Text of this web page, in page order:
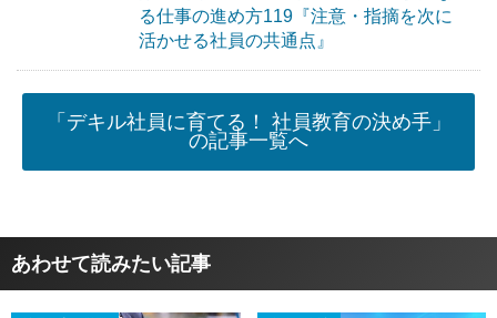
る仕事の進め方119『注意・指摘を次に
活かせる社員の共通点』
「デキル社員に育てる！ 社員教育の決め手」
の記事一覧へ
あわせて読みたい記事